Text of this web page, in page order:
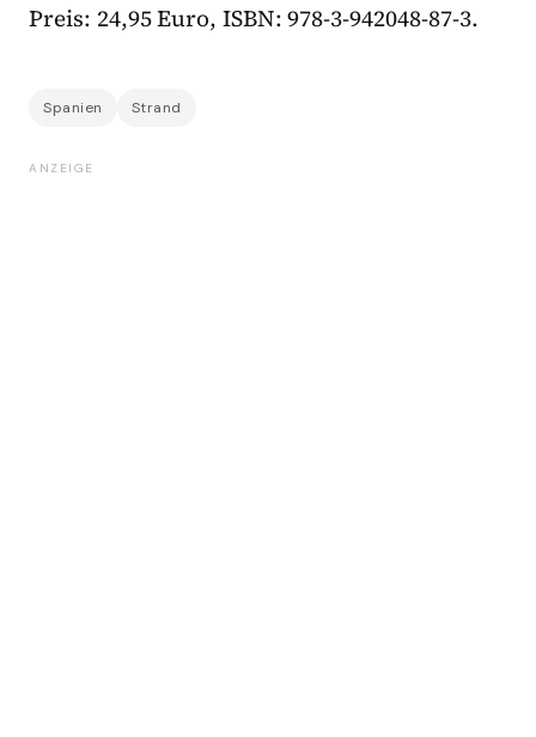
Preis: 24,95 Euro, ISBN: 978-3-942048-87-3.
Spanien Strand
ANZEIGE